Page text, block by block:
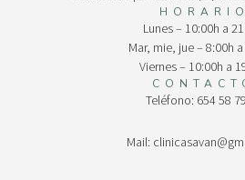
HORARIO
Lunes – 10:00h a
Mar, mie, jue – 8:00h
Viernes – 10:00h a
Teléfono: 654 58
Mail: